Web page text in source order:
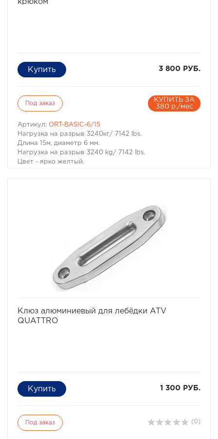
крюком
3 800 РУБ.
Под заказ
КУПИТЬ ЗА
380 р./мес
Артикул: ORT-BASIC-6/15
Нагрузка на разрыв 3240кг/ 7142 lbs.
Длина 15м, диаметр 6 мм.
Нагрузка на разрыв 3240 kg/ 7142 lbs.
Цвет - ярко желтый.
Клюз алюминиевый для лебёдки ATV
QUATTRO
1 300 РУБ.
Под заказ (0)